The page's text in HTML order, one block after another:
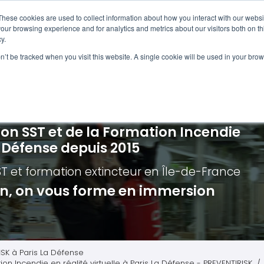
cookies are used to collect information about how you interact with our
browsing experience and for analytics and metrics about our visitors both on
be tracked when you visit this website. A single cookie will be used in your
incendie - Guide et Serre file
de première intervention
Extincteurs
en réalité augmentée
Évacuation établissements de
Évacuation secteur tertiaire
Évacuation secteur industriel
SST et de la Formation Incendie
depuis 2015
et formation extincteuren Île-de-France
on vous forme en immersion
à Paris La Défense